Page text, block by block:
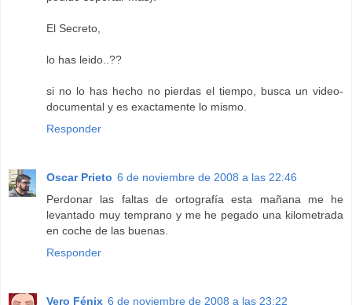
El Secreto,
lo has leido..??
si no lo has hecho no pierdas el tiempo, busca un video-
documental y es exactamente lo mismo.
Responder
Oscar Prieto 6 de noviembre de 2008 a las 22:46
Perdonar las faltas de ortografía esta mañana me he
levantado muy temprano y me he pegado una kilometrada
en coche de las buenas.
Responder
Vero Fénix 6 de noviembre de 2008 a las 23:22